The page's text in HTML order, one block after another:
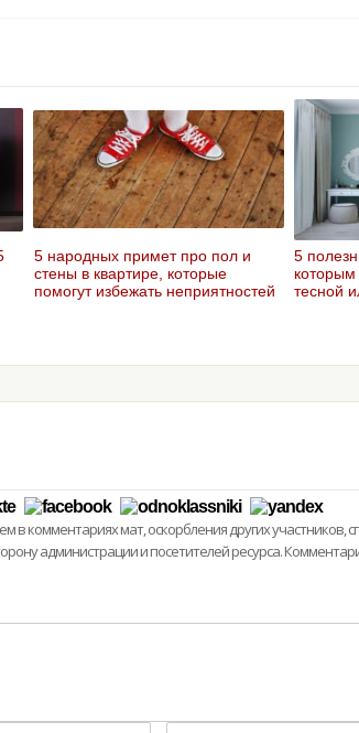
5 народных примет про пол и
стены в квартире, которые
помогут избежать неприятностей
5
тесной
комментариях мат, оскорбления других участников,
администрации и посетителей ресурса.